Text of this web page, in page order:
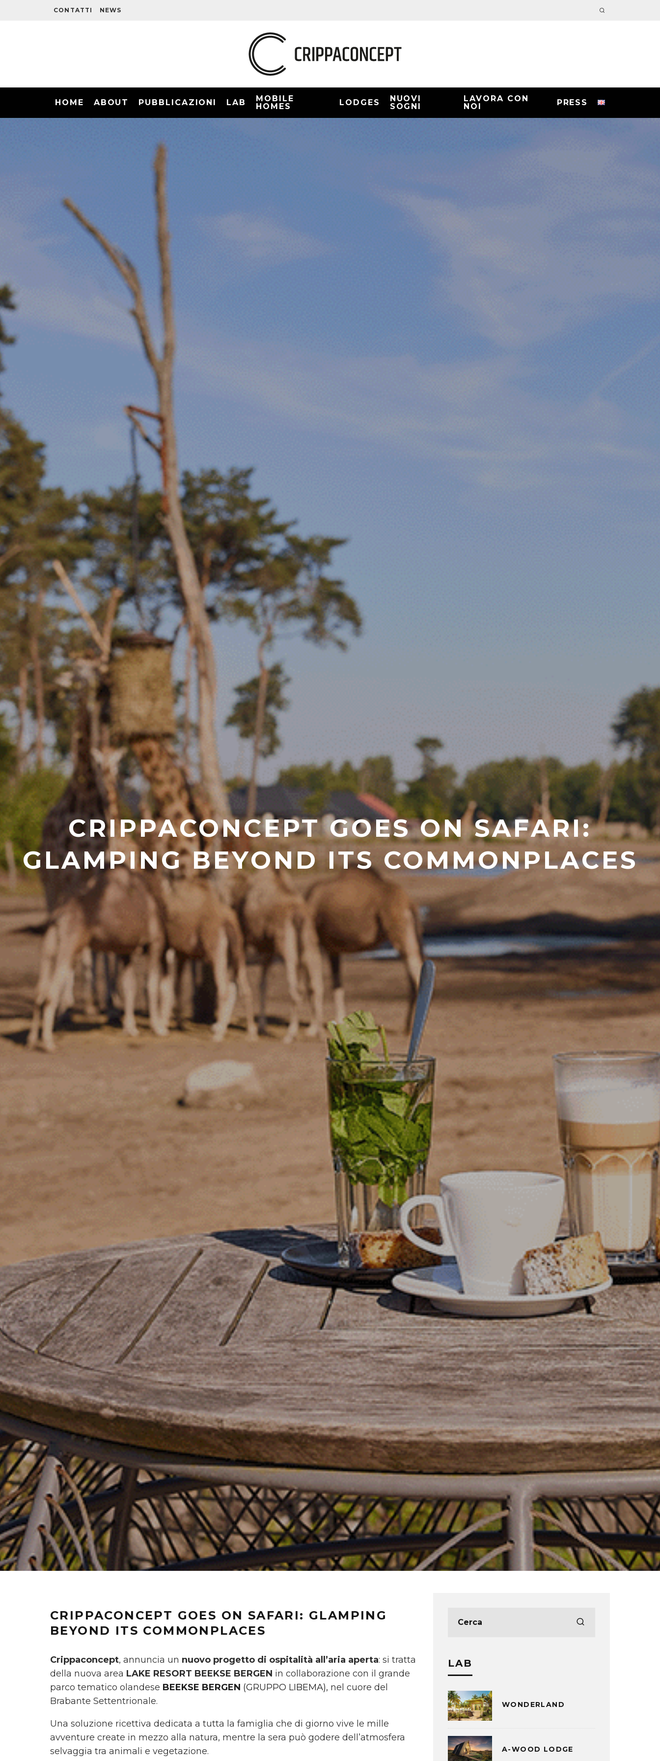
CONTATTI NEWS
HOME ABOUT PUBBLICAZIONI LAB
MOBILE
HOMES
LODGES
NUOVI
SOGNI
LAVORA CON
NOI
PRESS
CRIPPACONCEPT GOES ON SAFARI:
GLAMPING BEYOND ITS COMMONPLACES
CRIPPACONCEPT GOES ON SAFARI: GLAMPING
BEYOND ITS COMMONPLACES
Crippaconcept, annuncia un nuovo progetto di ospitalità all’aria aperta: si tratta
della nuova area LAKE RESORT BEEKSE BERGEN in collaborazione con il grande
parco tematico olandese BEEKSE BERGEN (GRUPPO LIBEMA), nel cuore del
Brabante Settentrionale.
Una soluzione ricettiva dedicata a tutta la famiglia che di giorno vive le mille
avventure create in mezzo alla natura, mentre la sera può godere dell’atmosfera
selvaggia tra animali e vegetazione.
LAB
WONDERLAND
A-WOOD LODGE